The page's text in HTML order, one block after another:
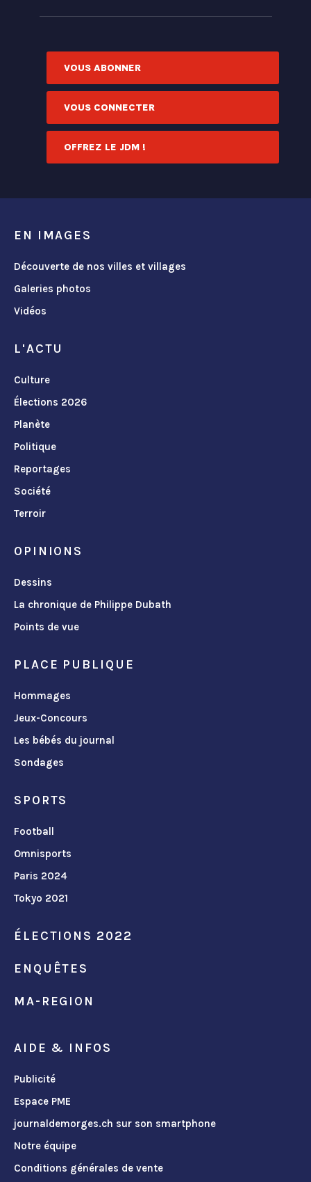
VOUS ABONNER
VOUS CONNECTER
OFFREZ LE JDM !
EN IMAGES
Découverte de nos villes et villages
Galeries photos
Vidéos
L'ACTU
Culture
Élections 2026
Planète
Politique
Reportages
Société
Terroir
OPINIONS
Dessins
La chronique de Philippe Dubath
Points de vue
PLACE PUBLIQUE
Hommages
Jeux-Concours
Les bébés du journal
Sondages
SPORTS
Football
Omnisports
Paris 2024
Tokyo 2021
ÉLECTIONS 2022
ENQUÊTES
MA-REGION
AIDE & INFOS
Publicité
Espace PME
journaldemorges.ch sur son smartphone
Notre équipe
Conditions générales de vente